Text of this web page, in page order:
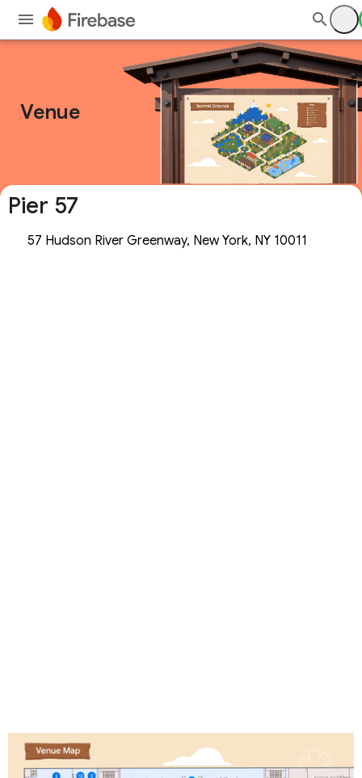
Venue
Pier 57
57 Hudson River Greenway, New York, NY 10011